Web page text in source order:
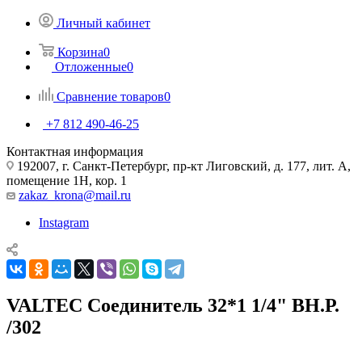
Личный кабинет
Корзина0
Отложенные0
Сравнение товаров0
+7 812 490-46-25
Контактная информация
192007, г. Санкт-Петербург, пр-кт Лиговский, д. 177, лит. А,
помещение 1Н, кор. 1
zakaz_krona@mail.ru
Instagram
VALTEC Соединитель 32*1 1/4" ВН.Р.
/302